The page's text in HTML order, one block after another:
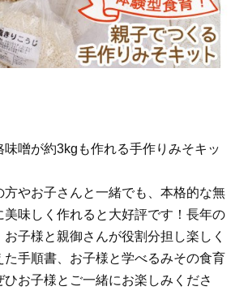
味噌が約3kgも作れる手作りみそキッ
方やお子さんと一緒でも、本格的な無
美味しく作れると大好評です！長年の
子様と親御さんが役割分担し楽しく
た手順書、お子様と学べるみその食育
ひお子様とご一緒にお楽しみくださ